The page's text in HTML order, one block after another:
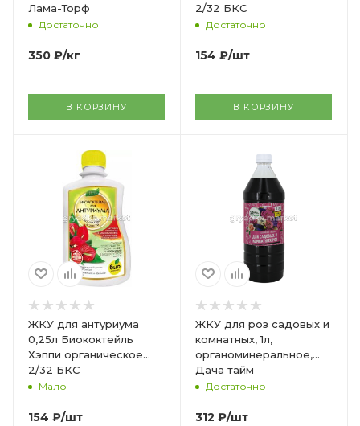
Лама-Торф
Достаточно
350 ₽/кг
В КОРЗИНУ
2/32 БКС
Достаточно
154 ₽/шт
В КОРЗИНУ
ЖКУ для антуриума
0,25л Биококтейль
Хэппи органическое
2/32 БКС
Мало
154 ₽/шт
ЖКУ для роз садовых и
комнатных, 1л,
органоминеральное,
Дача тайм
Достаточно
312 ₽/шт